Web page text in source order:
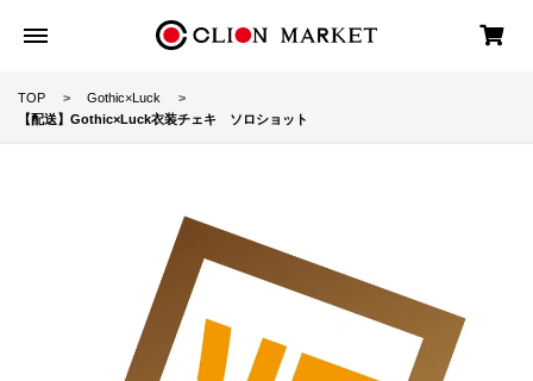
TOP
Gothic×Luck
【配送】Gothic×Luck衣装チェキ ソロショット